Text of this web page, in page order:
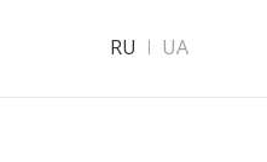
RU UA